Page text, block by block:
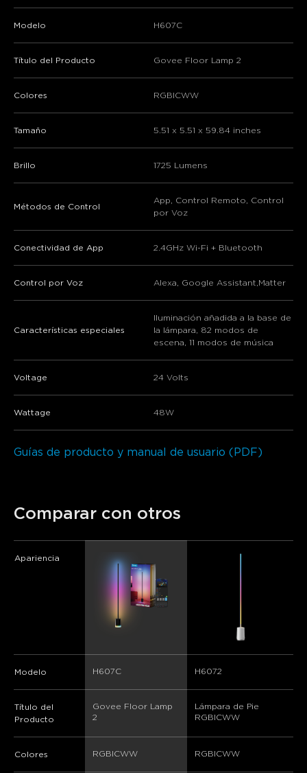
Modelo H607C
Título del Producto Govee Floor Lamp 2
Colores RGBICWW
Tamaño ‎5.51 x 5.51 x 59.84 inches
Brillo 1725 Lumens
Métodos de Control
App, Control Remoto, Control
por Voz
Conectividad de App 2.4GHz Wi-Fi + Bluetooth
Control por Voz Alexa, Google Assistant,Matter
Características especiales
Iluminación añadida a la base de
la lámpara, 82 modos de
escena, 11 modos de música
Voltage 24 Volts
Wattage 48W
Guías de producto y manual de usuario (PDF)
Comparar con otros
Apariencia
Modelo H607C H6072
Título del
Producto
Govee Floor Lamp
2
Lámpara de Pie
RGBICWW
Colores RGBICWW RGBICWW